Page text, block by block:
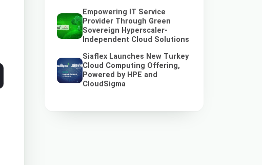
Empowering IT Service
Provider Through Green
Sovereign Hyperscaler-
Independent Cloud Solutions
Siaflex Launches New Turkey
Cloud Computing Offering,
Powered by HPE and
CloudSigma